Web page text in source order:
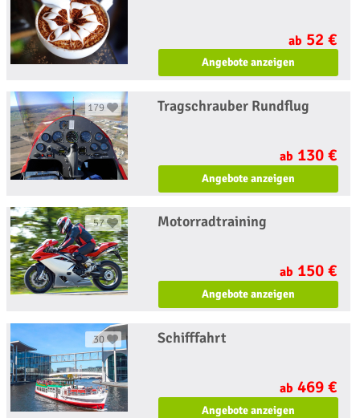
ab 52 €
Angebote anzeigen
179 Tragschrauber Rundflug
ab 130 €
Angebote anzeigen
57 Motorradtraining
ab 150 €
Angebote anzeigen
30 Schifffahrt
ab 469 €
Angebote anzeigen